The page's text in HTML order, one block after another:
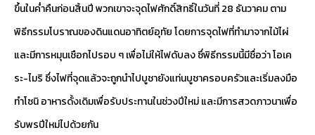
ขึ้นในค่ำคืนก่อนสิ้นปี พวกเขาจะจุดไฟศักดิ์สิทธิ์ในวันที่ 28 ธันวาคม ตาม
พิธีกรรมโบราณของดินแดนอาทิตย์อุทัย โดยการจุดไฟที่ทำมาจากไม้ไผ่
และมีการหมุนเชือกไปรอบ ๆ เพื่อไม่ให้ไฟดับลง ซึ่พิธีกรรมนี้มีชื่อว่า โอเค
ระ-ไมริ ซึ่งไฟที่จุดแล้วจะถูกนำไปบูชายังแท่นบูชาครอบครัวและเริ่มลงมือ
ทำโซนิ อาหารดั้งเดิมเพื่อรับประทานในช่วงปีใหม่ และมีการสวดภาวนาเพื่อ
รับพรปีใหม่ไปด้วยกัน